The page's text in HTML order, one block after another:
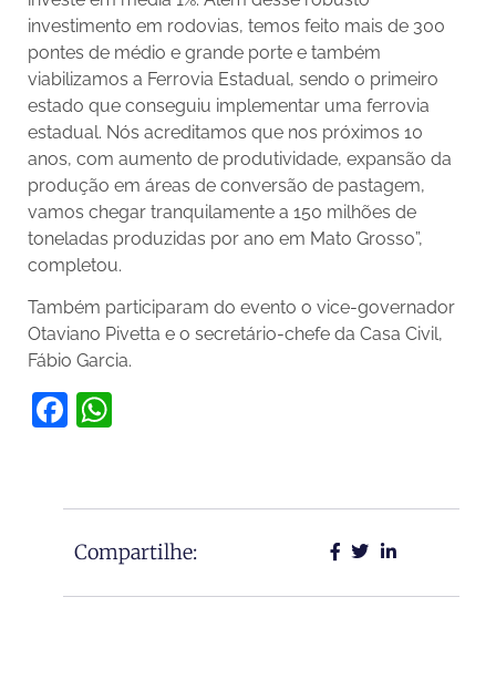
investimento em rodovias, temos feito mais de 300
pontes de médio e grande porte e também
viabilizamos a Ferrovia Estadual, sendo o primeiro
estado que conseguiu implementar uma ferrovia
estadual. Nós acreditamos que nos próximos 10
anos, com aumento de produtividade, expansão da
produção em áreas de conversão de pastagem,
vamos chegar tranquilamente a 150 milhões de
toneladas produzidas por ano em Mato Grosso”,
completou.
Também participaram do evento o vice-governador
Otaviano Pivetta e o secretário-chefe da Casa Civil,
Fábio Garcia.
Facebook
Compartilhe: